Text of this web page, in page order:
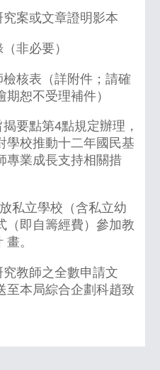
究案或文章證明影本
非必要）
檢核表（詳附件；請確
恕不受理補件）
要點第4點規定辦理，
學校推動十二年國民基
專業成長支持相關措
私立學校（含私立幼
（即自籌經費）參加教
。
教師之全數申請文
至本局綜合企劃科趙致